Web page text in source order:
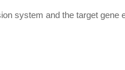
system and the target gene